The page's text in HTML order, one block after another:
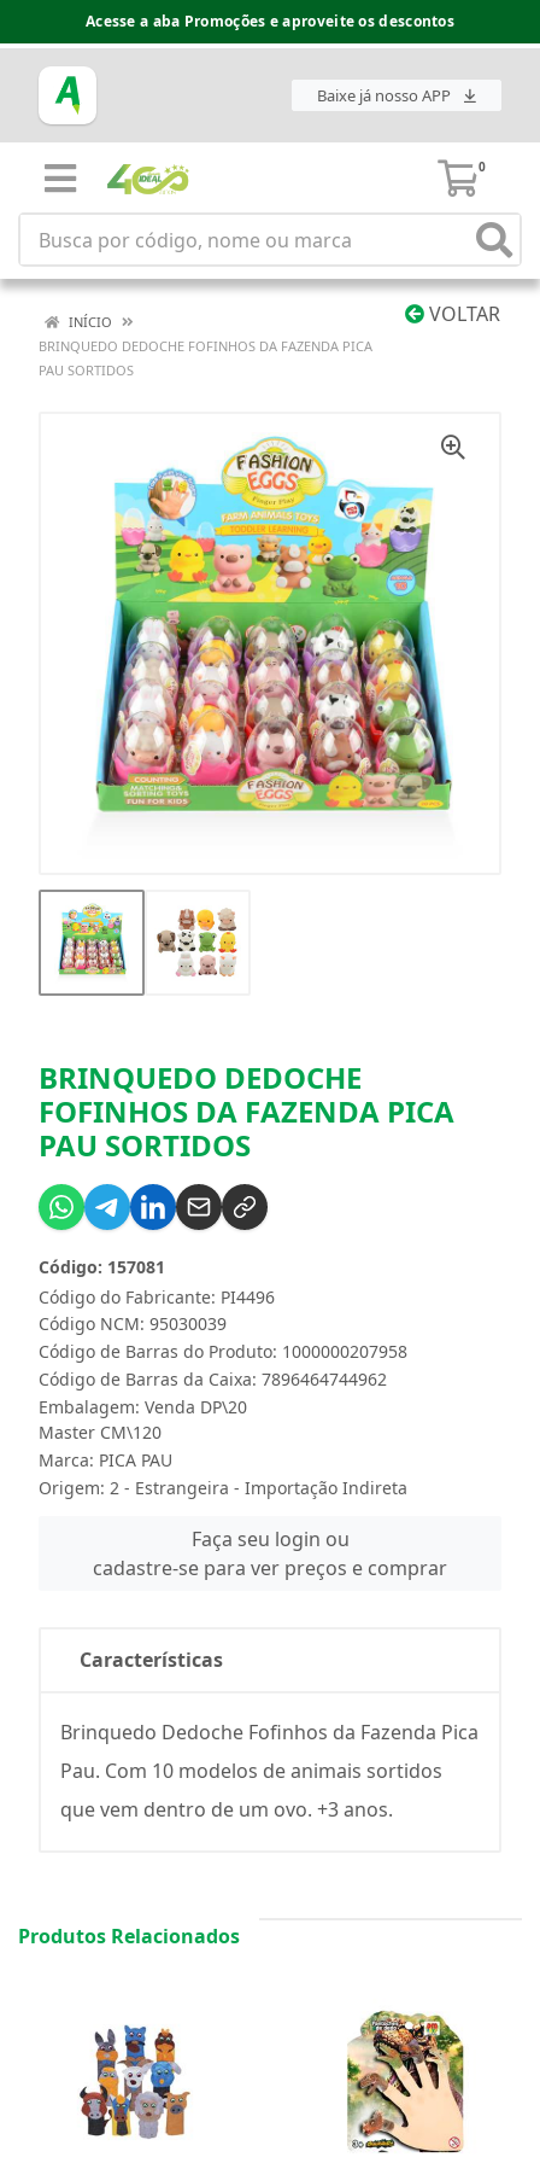
Acesse a aba Promoções e aproveite os descontos
Baixe já nosso APP
0
VOLTAR
INÍCIO
BRINQUEDO DEDOCHE FOFINHOS DA FAZENDA PICA
PAU SORTIDOS
BRINQUEDO DEDOCHE
FOFINHOS DA FAZENDA PICA
PAU SORTIDOS
Código do Fabricante: PI4496
Código: 157081
Código NCM: 95030039
Código de Barras do Produto: 1000000207958
Código de Barras da Caixa: 7896464744962
Embalagem: Venda DP\20
Master CM\120
Marca: PICA PAU
Origem: 2 - Estrangeira - Importação Indireta
Faça seu login ou
cadastre-se para ver preços e comprar
Características
Brinquedo Dedoche Fofinhos da Fazenda Pica
Pau. Com 10 modelos de animais sortidos
que vem dentro de um ovo. +3 anos.
Produtos Relacionados